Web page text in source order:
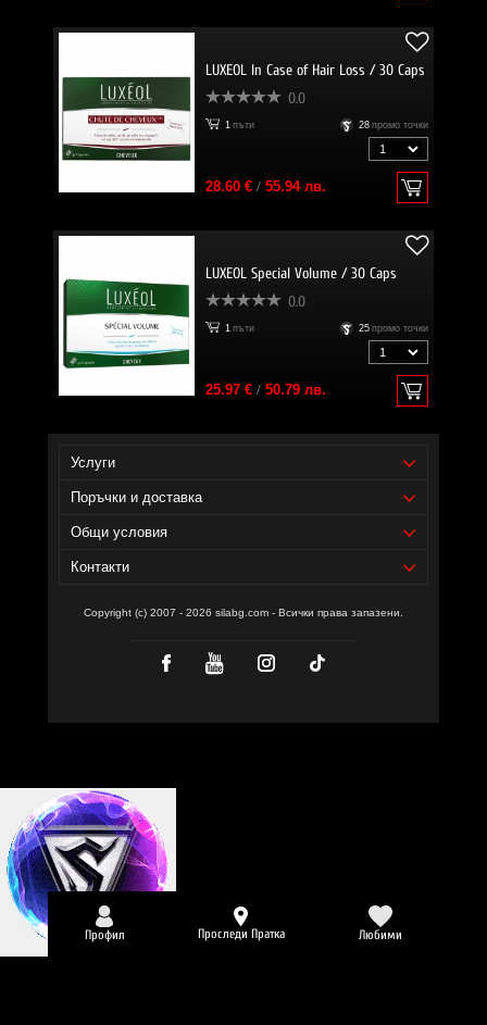
LUXEOL In Case of Hair Loss / 30 Caps
0.0
1 пъти 28 промо точки
28.60 €/ 55.94 лв.
LUXEOL Special Volume / 30 Caps
0.0
1 пъти 25 промо точки
25.97 €/ 50.79 лв.
Услуги
Поръчки и доставка
Общи условия
Контакти
Copyright (c) 2007 - 2026 silabg.com - Всички права запазени.
Профил Проследи Пратка Любими